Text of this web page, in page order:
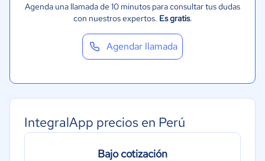
Agenda una llamada de 10 minutos para consultar tus dudas
con nuestros expertos. Es gratis.
Agendar llamada
IntegralApp precios en Perú
Bajo cotización